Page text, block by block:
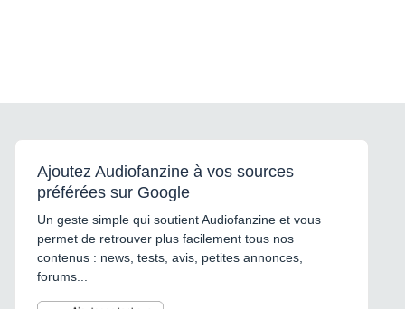
Ajoutez Audiofanzine à vos sources
préférées sur Google
Un geste simple qui soutient Audiofanzine et vous
permet de retrouver plus facilement tous nos
contenus : news, tests, avis, petites annonces,
forums...